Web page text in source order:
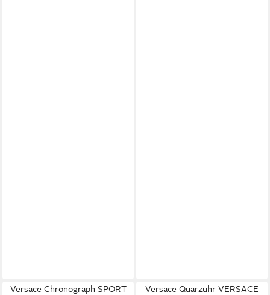
Versace Chronograph SPORT
Versace Quarzuhr VERSACE